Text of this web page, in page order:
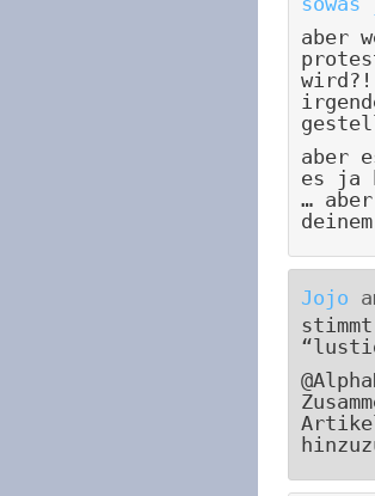
aber
aber
es ja
…
Jojo